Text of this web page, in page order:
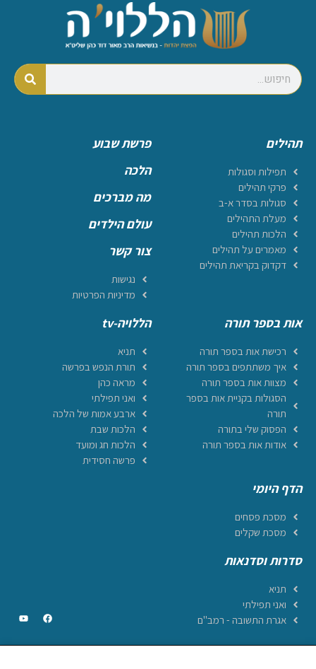
תהילים
תפילות וסגולות
פרקי תהילים
סגולות בסדר א-ב
מעלת התהילים
הלכות תהילים
מאמרים על תהילים
דקדוק בקריאת תהילים
פרשת שבוע
הלכה
מה מברכים
עולם הילדים
צור קשר
נגישות
מדיניות הפרטיות
אות בספר תורה
רכישת אות בספר תורה
איך משתתפים בספר תורה
מצוות אות בספר תורה
הסגולות בקניית אות בספר
תורה
הפסוק שלי בתורה
אודות אות בספר תורה
הללויה-tv
תניא
תורת הנפש בפרשה
מראה כהן
ואני תפילתי
ארבע אמות של הלכה
הלכות שבת
הלכות חג ומועד
פרשה חסידית
הדף היומי
מסכת פסחים
מסכת שקלים
סדרות וסדנאות
תניא
ואני תפילתי
אגרת התשובה - רמב"ם